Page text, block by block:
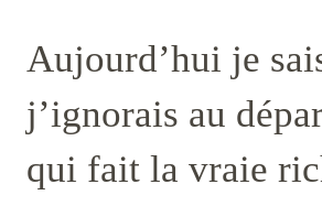
Aujourd’hui je
j’ignorais au
qui fait la vraie